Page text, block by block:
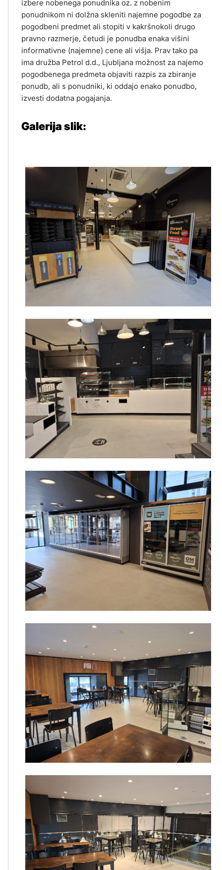
izbere nobenega ponudnika oz. z nobenim
ponudnikom ni dolžna skleniti najemne pogodbe za
pogodbeni predmet ali stopiti v kakršnokoli drugo
pravno razmerje, četudi je ponudba enaka višini
informativne (najemne) cene ali višja. Prav tako pa
ima družba Petrol d.d., Ljubljana možnost za najemo
pogodbenega predmeta objaviti razpis za zbiranje
ponudb, ali s ponudniki, ki oddajo enako ponudbo,
izvesti dodatna pogajanja.
Galerija slik: